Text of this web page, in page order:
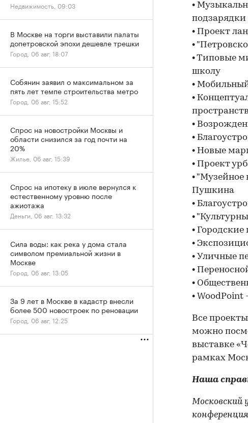
•
подзарядки
• Проект
•
• Типовые
школу
•
•
•
•
• Новые
• Проект
•
Пушкина
•
•
• Городские
•
• Уличные
•
•
• WoodPoint
Все
можно
выставке
рамках
Наша
Московский
Недвижимость, 09:03
В Москве на торги выставили палаты
допетровской эпохи дешевле трешки
Город, 06 авг, 18:07
Собянин заявил о максимальном за
пять лет темпе строительства метро
Город, 06 авг, 15:52
Спрос на новостройки Москвы и
области снизился за год почти на
20%
Жилье, 06 авг, 15:39
Спрос на ипотеку в июле вернулся к
естественному уровню после
ажиотажа
Деньги, 06 авг, 13:32
Сила воды: как река у дома стала
символом премиальной жизни в
Москве
Город, 06 авг, 13:05
За 9 лет в Москве в кадастр внесли
более 500 новостроек по реновации
Город, 06 авг, 12:25